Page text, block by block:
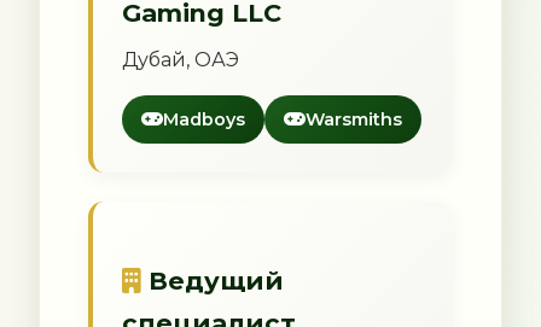
Gaming LLC
Дубай, ОАЭ
Madboys Warsmiths
Ведущий